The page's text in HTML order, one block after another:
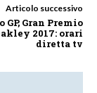
Articolo successivo
GP, Gran Premio
2017: orari
diretta tv